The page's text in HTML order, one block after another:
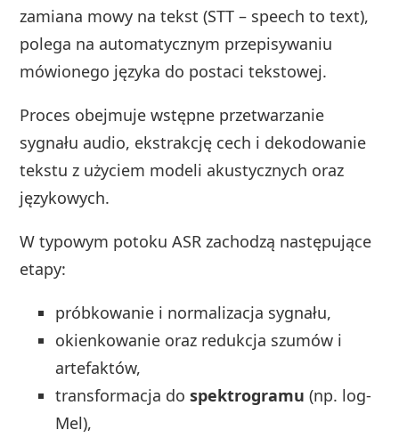
zamiana mowy na tekst (STT – speech to text),
polega na automatycznym przepisywaniu
mówionego języka do postaci tekstowej.
Proces obejmuje wstępne przetwarzanie
sygnału audio, ekstrakcję cech i dekodowanie
tekstu z użyciem modeli akustycznych oraz
językowych.
W typowym potoku ASR zachodzą następujące
etapy:
próbkowanie i normalizacja sygnału,
okienkowanie oraz redukcja szumów i
artefaktów,
transformacja dospektrogramu (np. log-
Mel),